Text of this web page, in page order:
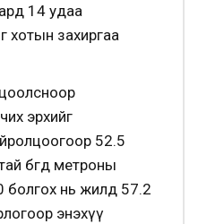
14 удаа
хотын захиргаа
эрхийг
52.5
бөгөөд метроны
болгох нь жилд 57.2
энэхүү